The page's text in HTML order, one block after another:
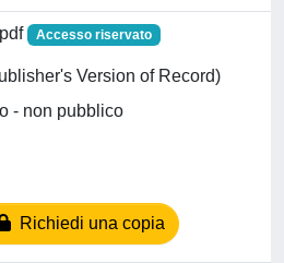
Accesso riservato
Version of Record)
- non pubblico
Richiedi una copia